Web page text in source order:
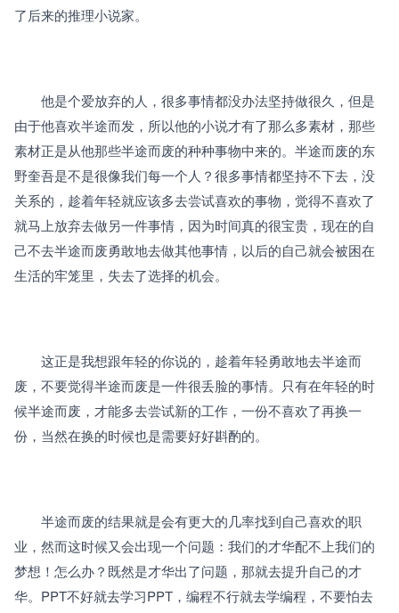
了后来的推理小说家。
他是个爱放弃的人，很多事情都没办法坚持做很久，但是
由于他喜欢半途而发，所以他的小说才有了那么多素材，那些
素材正是从他那些半途而废的种种事物中来的。半途而废的东
野奎吾是不是很像我们每一个人？很多事情都坚持不下去，没
关系的，趁着年轻就应该多去尝试喜欢的事物，觉得不喜欢了
就马上放弃去做另一件事情，因为时间真的很宝贵，现在的自
己不去半途而废勇敢地去做其他事情，以后的自己就会被困在
生活的牢笼里，失去了选择的机会。
这正是我想跟年轻的你说的，趁着年轻勇敢地去半途而
废，不要觉得半途而废是一件很丢脸的事情。只有在年轻的时
候半途而废，才能多去尝试新的工作，一份不喜欢了再换一
份，当然在换的时候也是需要好好斟酌的。
半途而废的结果就是会有更大的几率找到自己喜欢的职
业，然而这时候又会出现一个问题：我们的才华配不上我们的
梦想！怎么办？既然是才华出了问题，那就去提升自己的才
华。PPT不好就去学习PPT，编程不行就去学编程，不要怕去